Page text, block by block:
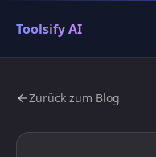
Toolsify AI
Zurück zum Blog